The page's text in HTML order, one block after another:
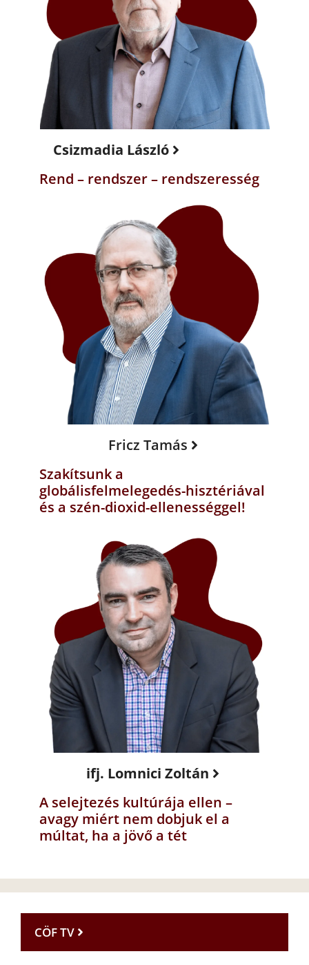
Csizmadia László
Rend – rendszer – rendszeresség
Fricz Tamás
Szakítsunk a
globálisfelmelegedés-hisztériával
és a szén-dioxid-ellenességgel!
ifj. Lomnici Zoltán
A selejtezés kultúrája ellen –
avagy miért nem dobjuk el a
múltat, ha a jövő a tét
CÖF TV